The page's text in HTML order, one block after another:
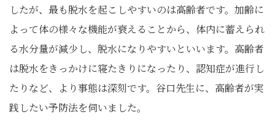
したが、最も脱水を起こしやすいのは高齢者です。加齢に
よって体の様々な機能が衰えることから、体内に蓄えられ
る水分量が減少し、脱水になりやすいといいます。高齢者
は脱水をきっかけに寝たきりになったり、認知症が進行し
たりなど、より事態は深刻です。谷口先生に、高齢者が実
践したい予防法を伺いました。